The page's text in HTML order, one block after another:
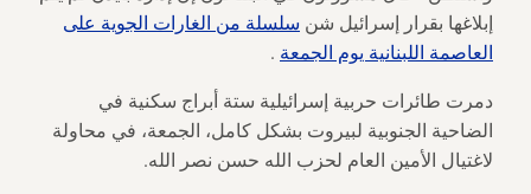
إبلاغها بقرار إسرائيل شن سلسلة من الغارات الجوية على
العاصمة اللبنانية يوم الجمعة .
دمرت طائرات حربية إسرائيلية ستة أبراج سكنية في
الضاحية الجنوبية لبيروت بشكل كامل، الجمعة، في محاولة
لاغتيال الأمين العام لحزب الله حسن نصر الله.